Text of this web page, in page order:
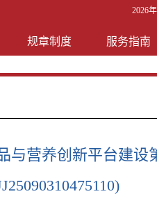
2026
规章制度 服务指南
与营养创新平台建设